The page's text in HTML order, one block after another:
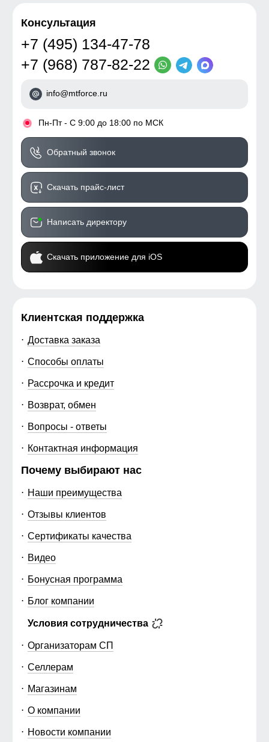
Консультация
+7 (495) 134-47-78
+7 (968) 787-82-22
info@mtforce.ru
• Пн-Пт - С 9:00 до 18:00 по МСК
Обратный звонок
Скачать прайс-лист
Написать директору
Скачать приложение для iOS
Клиентская поддержка
Доставка заказа
Способы оплаты
Рассрочка и кредит
Возврат, обмен
Вопросы - ответы
Контактная информация
Почему выбирают нас
Наши преимущества
Отзывы клиентов
Сертификаты качества
Видео
Бонусная программа
Блог компании
Условия сотрудничества
Организаторам СП
Селлерам
Магазинам
О компании
Новости компании